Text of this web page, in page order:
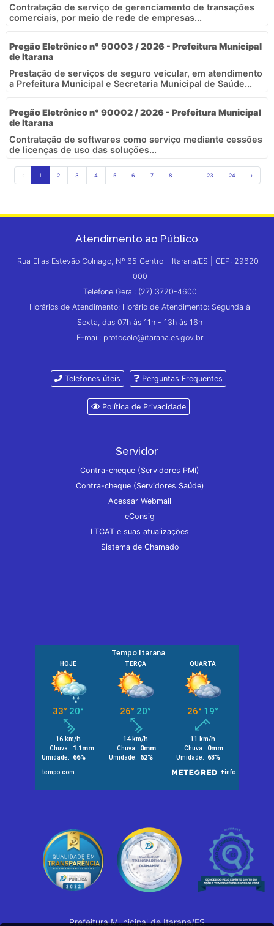
Contratação de serviço de gerenciamento de transações
comerciais, por meio de rede de empresas...
Pregão Eletrônico n° 90003 / 2026 - Prefeitura Municipal
de Itarana
Prestação de serviços de seguro veicular, em atendimento
a Prefeitura Municipal e Secretaria Municipal de Saúde...
Pregão Eletrônico n° 90002 / 2026 - Prefeitura Municipal
de Itarana
Contratação de softwares como serviço mediante cessões
de licenças de uso das soluções...
‹ 1 2 3 4 5 6 7 8 23 24 ›
Atendimento ao Público
Rua Elias Estevão Colnago, Nº 65 Centro - Itarana/ES | CEP: 29620-
000
Telefone Geral: (27) 3720-4600
Horários de Atendimento: Horário de Atendimento: Segunda à
Sexta, das 07h às 11h - 13h às 16h
E-mail: protocolo@itarana.es.gov.br
Telefones úteis Perguntas Frequentes
Política de Privacidade
Servidor
Contra-cheque (Servidores PMI)
Contra-cheque (Servidores Saúde)
Acessar Webmail
eConsig
LTCAT e suas atualizações
Sistema de Chamado
Prefeitura Municipal de Itarana/ES